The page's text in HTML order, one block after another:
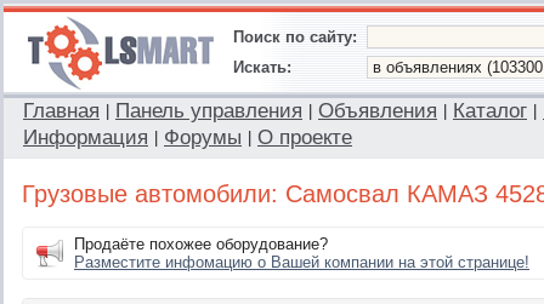
Поиск по сайту:
Искать:
Главная Панель управления Объявления Каталог
Информация
Форумы О проекте
Грузовые автомобили: Cамосвал КАМАЗ
Продаёте похожее оборудование?
Разместите инфомацию о Вашей компании на этой странице!